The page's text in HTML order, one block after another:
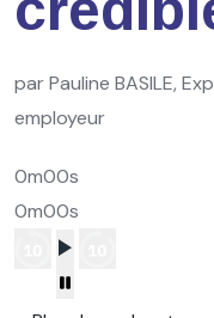
par Pauline BASILE,
employeur
0m00s
0m00s